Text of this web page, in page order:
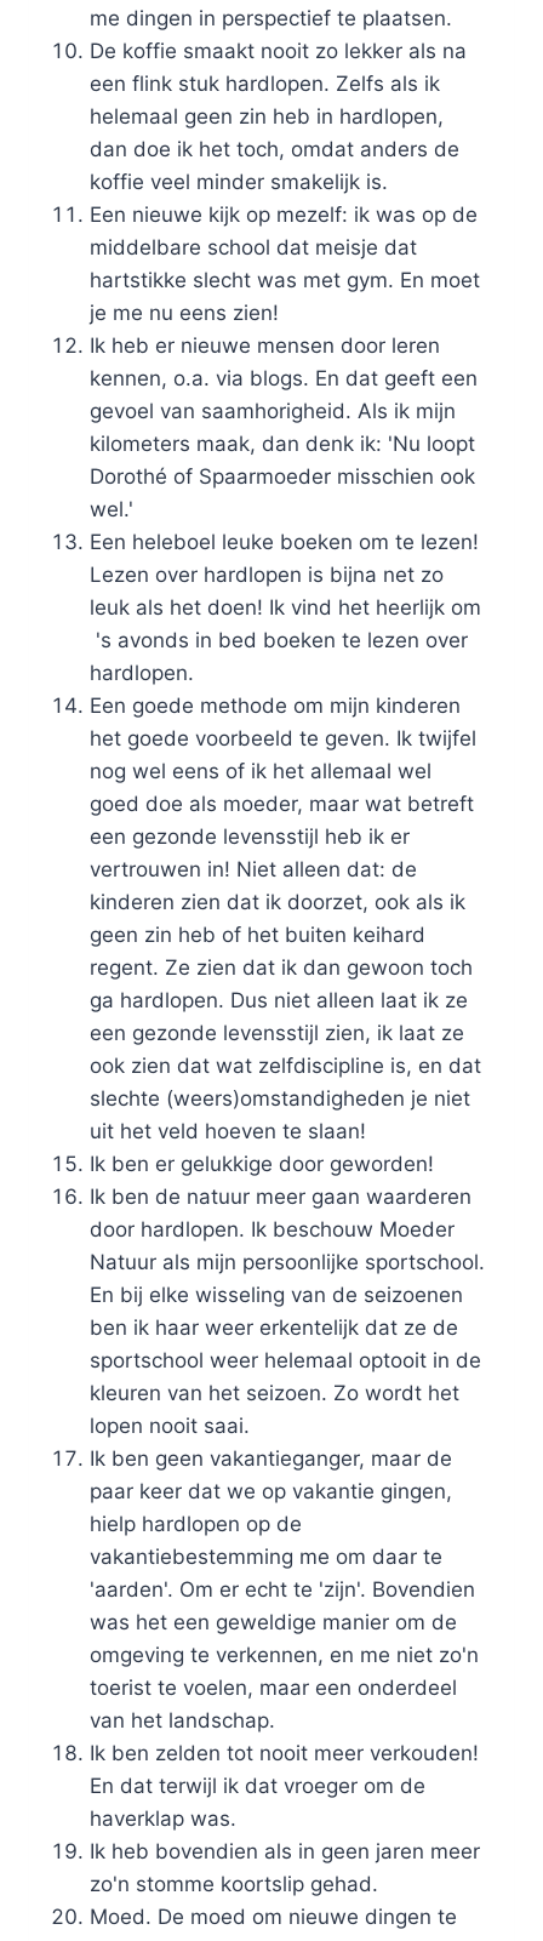
me dingen in perspectief te plaatsen.
De koffie smaakt nooit zo lekker als na
een flink stuk hardlopen. Zelfs als ik
helemaal geen zin heb in hardlopen,
dan doe ik het toch, omdat anders de
koffie veel minder smakelijk is.
Een nieuwe kijk op mezelf: ik was op de
middelbare school dat meisje dat
hartstikke slecht was met gym. En moet
je me nu eens zien!
Ik heb er nieuwe mensen door leren
kennen, o.a. via blogs. En dat geeft een
gevoel van saamhorigheid. Als ik mijn
kilometers maak, dan denk ik: 'Nu loopt
Dorothé of Spaarmoeder misschien ook
wel.'
Een heleboel leuke boeken om te lezen!
Lezen over hardlopen is bijna net zo
leuk als het doen! Ik vind het heerlijk om
's avonds in bed boeken te lezen over
hardlopen.
Een goede methode om mijn kinderen
het goede voorbeeld te geven. Ik twijfel
nog wel eens of ik het allemaal wel
goed doe als moeder, maar wat betreft
een gezonde levensstijl heb ik er
vertrouwen in! Niet alleen dat: de
kinderen zien dat ik doorzet, ook als ik
geen zin heb of het buiten keihard
regent. Ze zien dat ik dan gewoon toch
ga hardlopen. Dus niet alleen laat ik ze
een gezonde levensstijl zien, ik laat ze
ook zien dat wat zelfdiscipline is, en dat
slechte (weers)omstandigheden je niet
uit het veld hoeven te slaan!
Ik ben er gelukkige door geworden!
Ik ben de natuur meer gaan waarderen
door hardlopen. Ik beschouw Moeder
Natuur als mijn persoonlijke sportschool.
En bij elke wisseling van de seizoenen
ben ik haar weer erkentelijk dat ze de
sportschool weer helemaal optooit in de
kleuren van het seizoen. Zo wordt het
lopen nooit saai.
Ik ben geen vakantieganger, maar de
paar keer dat we op vakantie gingen,
hielp hardlopen op de
vakantiebestemming me om daar te
'aarden'. Om er echt te 'zijn'. Bovendien
was het een geweldige manier om de
omgeving te verkennen, en me niet zo'n
toerist te voelen, maar een onderdeel
van het landschap.
Ik ben zelden tot nooit meer verkouden!
En dat terwijl ik dat vroeger om de
haverklap was.
Ik heb bovendien als in geen jaren meer
zo'n stomme koortslip gehad.
Moed. De moed om nieuwe dingen te